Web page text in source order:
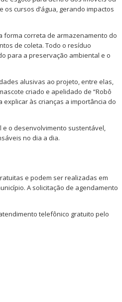
cursos d’água, gerando impactos
forma correta de armazenamento do
de coleta. Todo o resíduo
para a preservação ambiental e o
alusivas ao projeto, entre elas,
criado e apelidado de “Robô
às crianças a importância do
e o desenvolvimento sustentável,
no dia a dia.
e podem ser realizadas em
A solicitação de agendamento
telefônico gratuito pelo